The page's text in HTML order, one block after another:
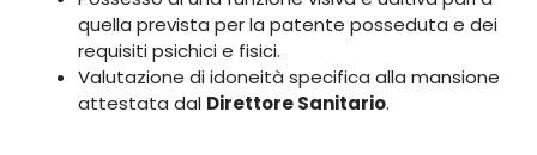
quella prevista per la patente posseduta e dei
requisiti psichici e fisici.
Valutazione di idoneità specifica alla mansione
attestata dal Direttore Sanitario.